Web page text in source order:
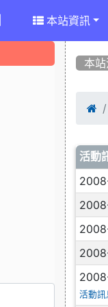
本站資訊
本

文
活動
活動訊